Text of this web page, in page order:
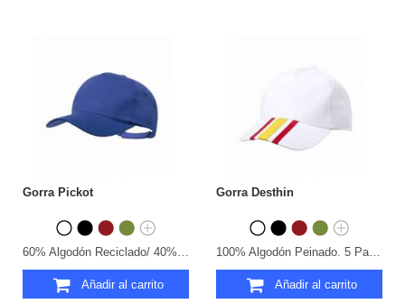
Gorra Pickot
60% Algodón Reciclado/ 40% Poliéster Reciclado. 5 Paneles.
Añadir al carrito
Gorra Desthin
100% Algodón Peinado. 5 Paneles.
Añadir al carrito